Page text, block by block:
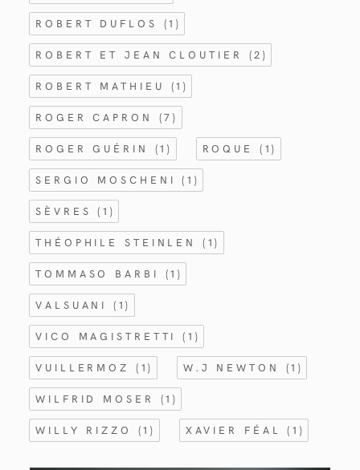
ROBERT DUFLOS (1)
ROBERT ET JEAN CLOUTIER (2)
ROBERT MATHIEU (1)
ROGER CAPRON (7)
ROGER GUÉRIN (1) ROQUE (1)
SERGIO MOSCHENI(1)
SÈVRES(1)
THÉOPHILE STEINLEN(1)
TOMMASO BARBI (1)
VALSUANI(1)
VICO MAGISTRETTI(1)
VUILLERMOZ (1) W.J NEWTON (1)
WILFRID MOSER (1)
WILLY RIZZO (1) XAVIER FÉAL(1)